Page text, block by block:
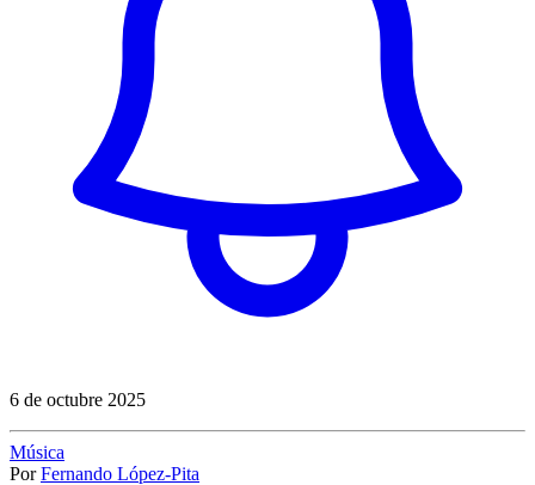
6 de octubre 2025
Música
Por Fernando López-Pita